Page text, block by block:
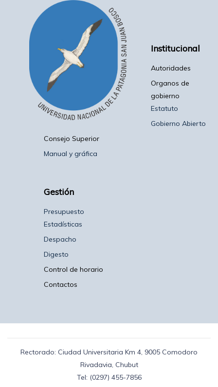
Institucional
Autoridades
Organos de
gobierno
Estatuto
Gobierno Abierto
Consejo Superior
Manual y gráfica
Gestión
Presupuesto
Estadísticas
Despacho
Digesto
Control de horario
Contactos
Rectorado: Ciudad Universitaria Km 4, 9005 Comodoro
Rivadavia, Chubut
Tel: (0297) 455-7856